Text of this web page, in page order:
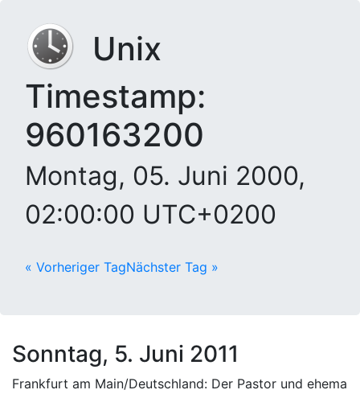
Unix
Timestamp:
960163200
Montag, 05. Juni 2000,
02:00:00 UTC+0200
« Vorheriger TagNächster Tag »
Sonntag, 5. Juni 2011
Frankfurt am Main/Deutschland: Der Pastor und ehema